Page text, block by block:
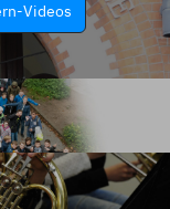
Videos